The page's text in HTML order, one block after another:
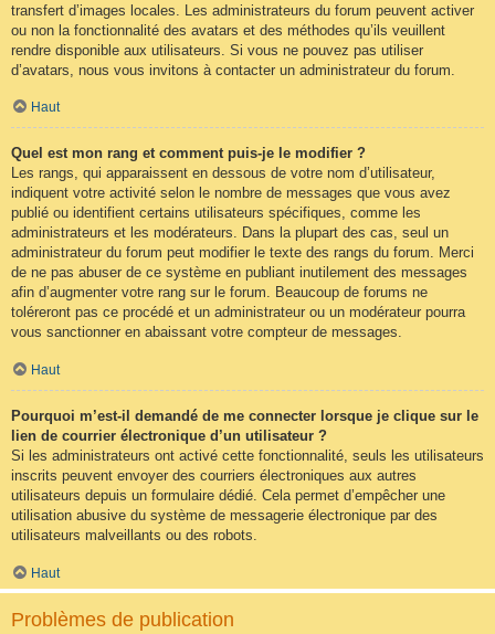
transfert d’images locales. Les administrateurs du forum peuvent activer
ou non la fonctionnalité des avatars et des méthodes qu’ils veuillent
rendre disponible aux utilisateurs. Si vous ne pouvez pas utiliser
d’avatars, nous vous invitons à contacter un administrateur du forum.
Haut
Quel est mon rang et comment puis-je le modifier ?
Les rangs, qui apparaissent en dessous de votre nom d’utilisateur,
indiquent votre activité selon le nombre de messages que vous avez
publié ou identifient certains utilisateurs spécifiques, comme les
administrateurs et les modérateurs. Dans la plupart des cas, seul un
administrateur du forum peut modifier le texte des rangs du forum. Merci
de ne pas abuser de ce système en publiant inutilement des messages
afin d’augmenter votre rang sur le forum. Beaucoup de forums ne
toléreront pas ce procédé et un administrateur ou un modérateur pourra
vous sanctionner en abaissant votre compteur de messages.
Haut
Pourquoi m’est-il demandé de me connecter lorsque je clique sur le
lien de courrier électronique d’un utilisateur ?
Si les administrateurs ont activé cette fonctionnalité, seuls les utilisateurs
inscrits peuvent envoyer des courriers électroniques aux autres
utilisateurs depuis un formulaire dédié. Cela permet d’empêcher une
utilisation abusive du système de messagerie électronique par des
utilisateurs malveillants ou des robots.
Haut
Problèmes de publication